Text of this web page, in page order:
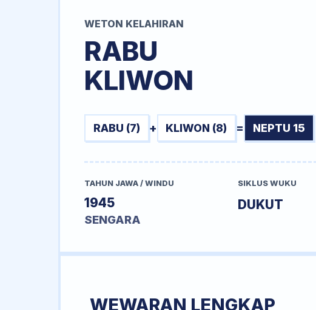
WETON KELAHIRAN
RABU
KLIWON
RABU (7) + KLIWON (8) = NEPTU 15
TAHUN JAWA / WINDU
1945
SENGARA
SIKLUS WUKU
DUKUT
WEWARAN LENGKAP